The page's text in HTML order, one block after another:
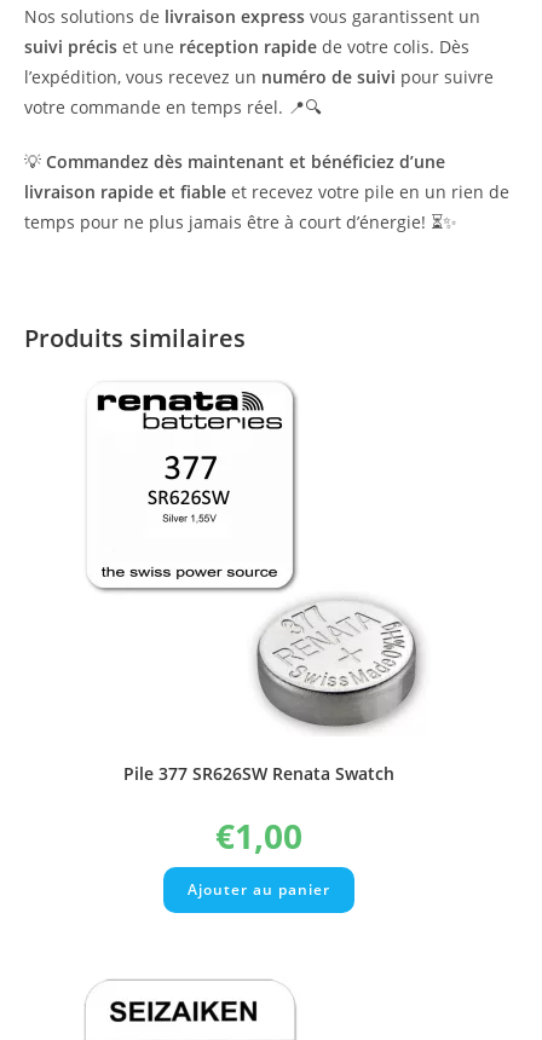
Nos solutions de livraison express vous garantissent un
suivi précis et une réception rapide de votre colis. Dès
l’expédition, vous recevez un numéro de suivi pour suivre
votre commande en temps réel. 📍🔍
💡 Commandez dès maintenant et bénéficiez d’une
livraison rapide et fiable et recevez votre pile en un rien de
temps pour ne plus jamais être à court d’énergie! ⏳✨
Produits similaires
Pile 377 SR626SW Renata Swatch
€1,00
Ajouter au panier